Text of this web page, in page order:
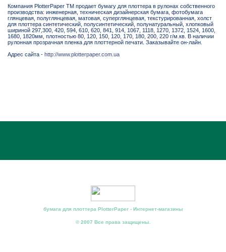
Компания PlotterPaper ТМ продает бумагу для плоттера в рулонах собственного
производства: инженерная, техническая дизайнерская бумага, фотобумага
глянцевая, полуглянцевая, матовая, суперглянцевая, текстурированная, холст
для плоттера синтетический, полусинтетический, полунатуральный, хлопковый
шириной 297,300, 420, 594, 610, 620, 841, 914, 1067, 1118, 1270, 1372, 1524, 1600,
1680, 1820мм, плотностью 80, 120, 150, 120, 170, 180, 200, 220 г/м.кв. В наличии
рулонная прозрачная пленка для плоттерной печати. Заказывайте он-лайн.
Адрес сайта - http://www.plotterpaper.com.ua
бумага для плоттера PlotterPaper - Интернет-магазины
© 2007 Все права защищены.